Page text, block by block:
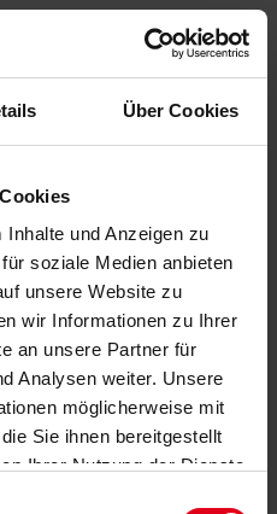
Über Cookies
und Anzeigen zu
soziale Medien anbieten
unsere Website zu
wir Informationen zu Ihrer
an unsere Partner für
Analysen weiter. Unsere
möglicherweise mit
Sie ihnen bereitgestellt
Ihrer Nutzung der Dienste